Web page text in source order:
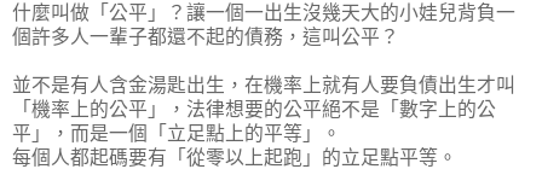
什麼叫做「公平」？讓一個一出生沒幾天大的小娃兒背負一
個許多人一輩子都還不起的債務，這叫公平？
並不是有人含金湯匙出生，在機率上就有人要負債出生才叫
「機率上的公平」，法律想要的公平絕不是「數字上的公
平」，而是一個「立足點上的平等」。
每個人都起碼要有「從零以上起跑」的立足點平等。